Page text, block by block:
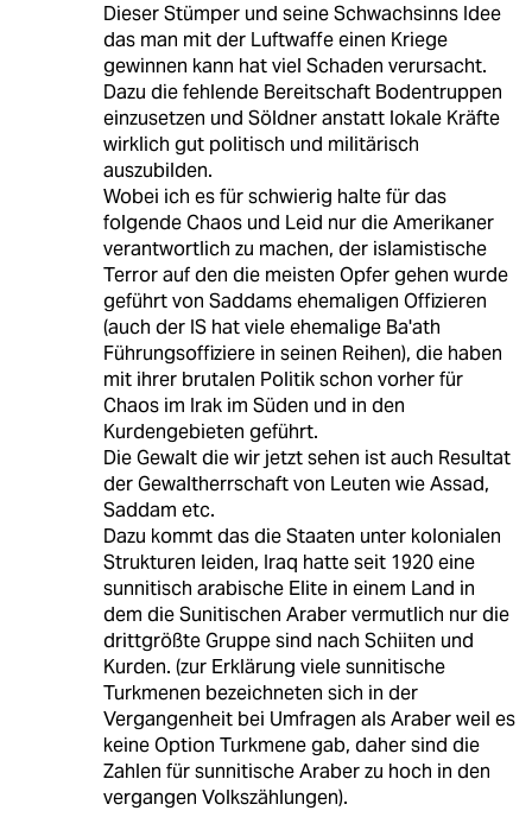
Dieser Stümper und seine Schwachsinns Idee
das man mit der Luftwaffe einen Kriege
gewinnen kann hat viel Schaden verursacht.
Dazu die fehlende Bereitschaft Bodentruppen
einzusetzen und Söldner anstatt lokale Kräfte
wirklich gut politisch und militärisch
auszubilden.
Wobei ich es für schwierig halte für das
folgende Chaos und Leid nur die Amerikaner
verantwortlich zu machen, der islamistische
Terror auf den die meisten Opfer gehen wurde
geführt von Saddams ehemaligen Offizieren
(auch der IS hat viele ehemalige Ba'ath
Führungsoffiziere in seinen Reihen), die haben
mit ihrer brutalen Politik schon vorher für
Chaos im Irak im Süden und in den
Kurdengebieten geführt.
Die Gewalt die wir jetzt sehen ist auch Resultat
der Gewaltherrschaft von Leuten wie Assad,
Saddam etc.
Dazu kommt das die Staaten unter kolonialen
Strukturen leiden, Iraq hatte seit 1920 eine
sunnitisch arabische Elite in einem Land in
dem die Sunitischen Araber vermutlich nur die
drittgrößte Gruppe sind nach Schiiten und
Kurden. (zur Erklärung viele sunnitische
Turkmenen bezeichneten sich in der
Vergangenheit bei Umfragen als Araber weil es
keine Option Turkmene gab, daher sind die
Zahlen für sunnitische Araber zu hoch in den
vergangen Volkszählungen).